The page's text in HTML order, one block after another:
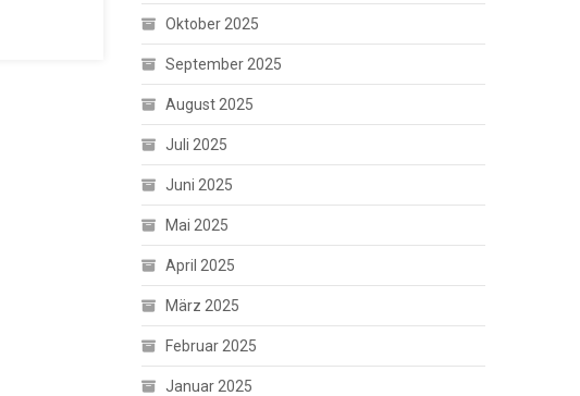
Oktober 2025
September 2025
August 2025
Juli 2025
Juni 2025
Mai 2025
April 2025
März 2025
Februar 2025
Januar 2025